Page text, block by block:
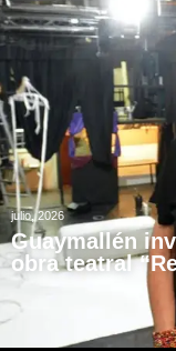
julio, 2026
Guaymallén
obra teatral